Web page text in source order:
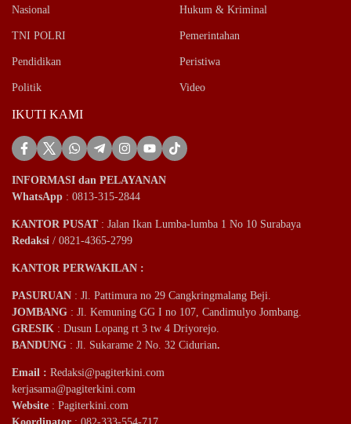
Nasional Hukum & Kriminal
TNI POLRI Pemerintahan
Pendidikan Peristiwa
Politik Video
IKUTI KAMI
INFORMASI dan PELAYANAN
WhatsApp : 0813-315-2844
KANTOR PUSAT: Jalan Ikan Lumba-lumba 1 No 10 Surabaya
Redaksi / 0821-4365-2799
KANTOR PERWAKILAN :
PASURUAN : Jl. Pattimura no 29 Cangkringmalang Beji.
JOMBANG : Jl. Kemuning GG I no 107, Candimulyo Jombang.
GRESIK : Dusun Lopang rt 3 tw 4 Driyorejo.
BANDUNG : Jl. Sukarame 2 No. 32 Cidurian.
Email : Redaksi@pagiterkini.com
kerjasama@pagiterkini.com
Website : Pagiterkini.com